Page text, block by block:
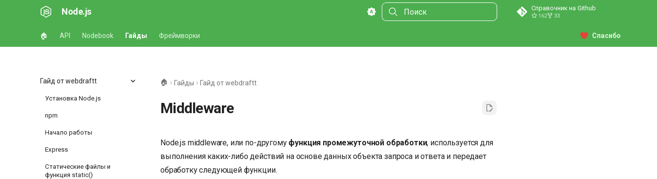
Node.js Справочник на Github
162 33
🏠 API Nodebook Гайды Фреймворки Спасибо
Гайд от webdraftt
Установка Node.js
npm
Начало работы
Express
Статические файлы и
функция static()
🏠 Гайды Гайд от webdraftt
Middleware
Node.js middleware, или по-другому функция промежуточной обработки, используется для
выполнения каких-либо действий на основе данных объекта запроса и ответа и передает
обработку следующей функции.